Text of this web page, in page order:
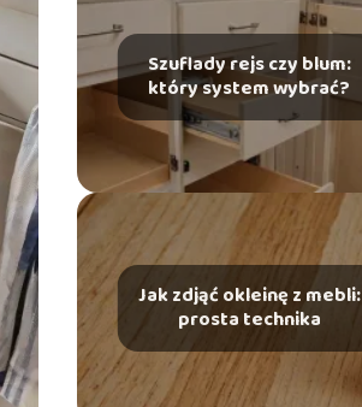
Szuflady rejs czy blum:
który system wybrać?
Jak zdjąć okleinę z mebli:
prosta technika